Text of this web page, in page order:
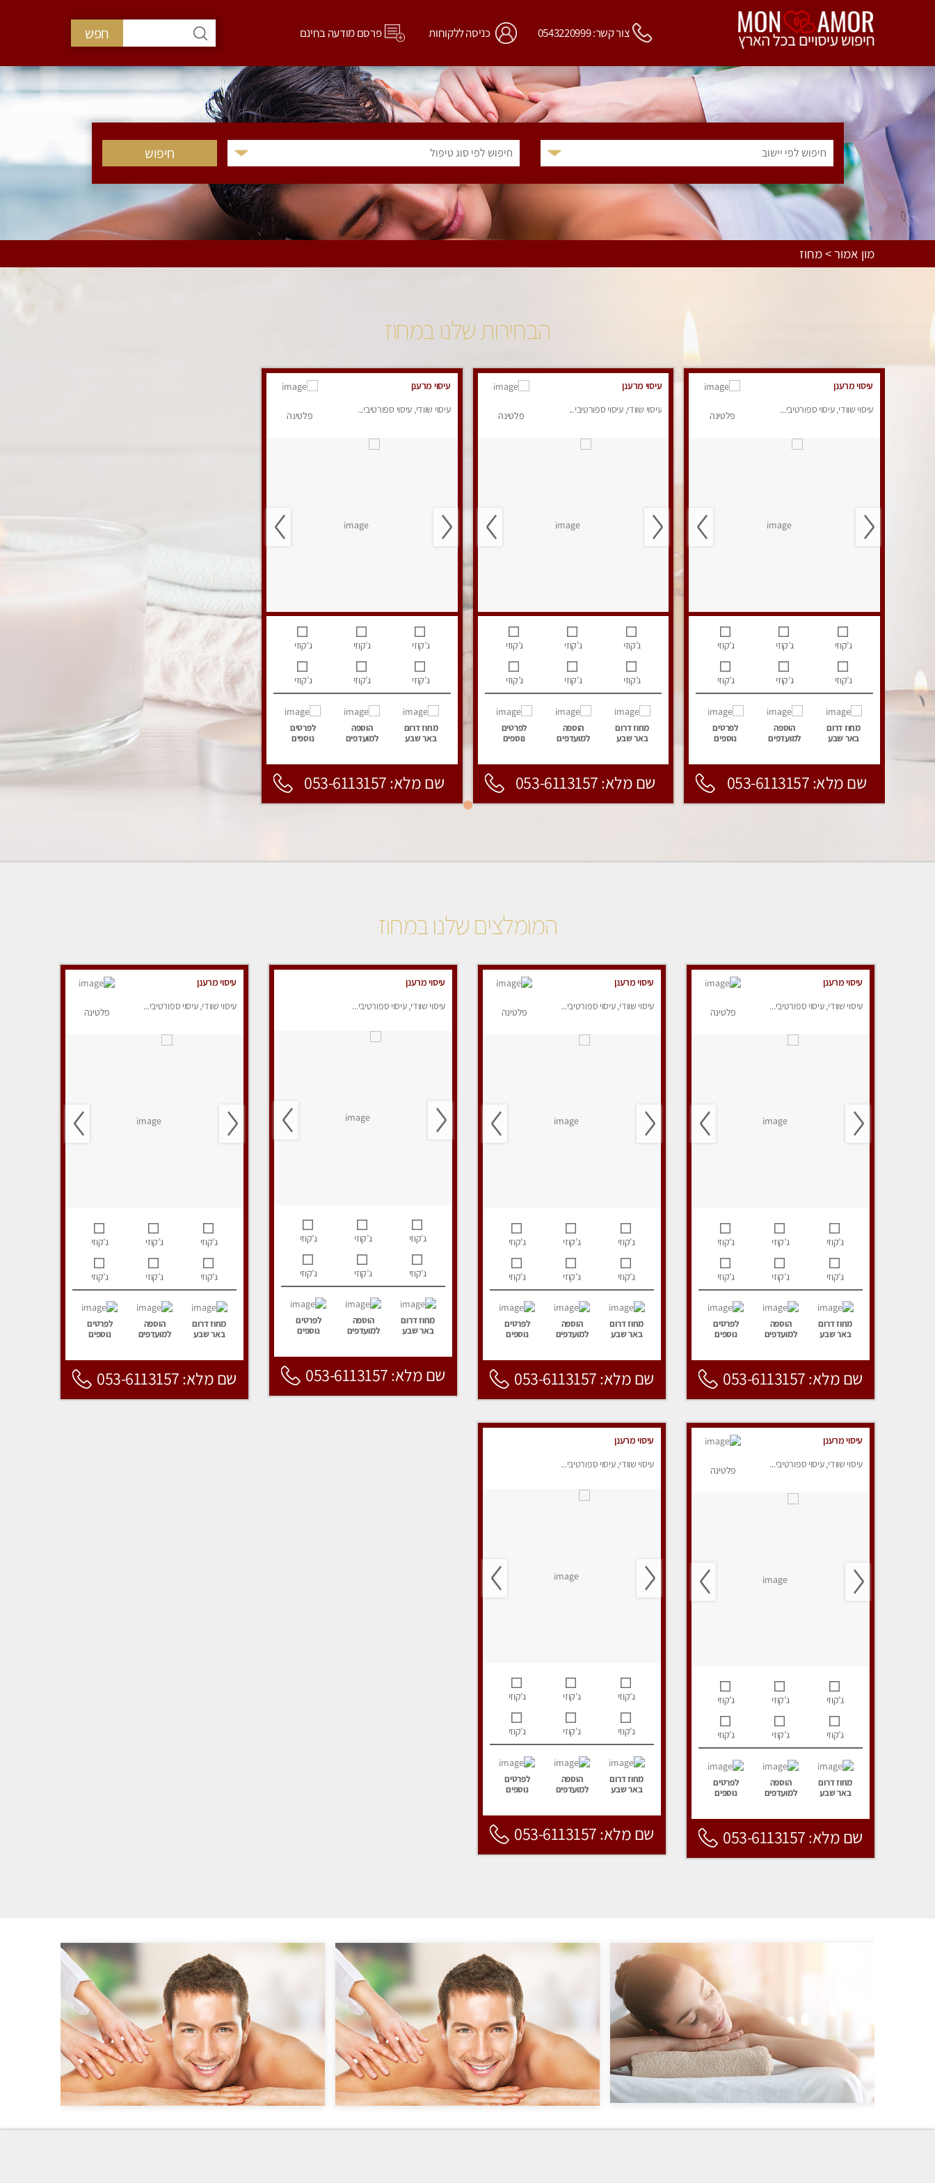
צור קשר: 0543220999 כניסה ללקוחות פרסם מודעה בחינם חפש
חיפוש לפי יישוב חיפוש לפי סוג טיפול
מון אמור > מחוז
הבחירות שלנו במחוז
עיסוי מרענן
עיסוי שוודי, עיסוי ספורטיבי...
פלטינה
ג’קוזי ג’קוזי ג’קוזי
ג’קוזי ג’קוזי ג’קוזי
מחוז דרום
באר שבע
הוספה
למועדפים
לפרטים
נוספים
שם מלא: 053-6113157
עיסוי מרענן
עיסוי שוודי, עיסוי ספורטיבי...
פלטינה
ג’קוזי ג’קוזי ג’קוזי
ג’קוזי ג’קוזי ג’קוזי
מחוז דרום
באר שבע
הוספה
למועדפים
לפרטים
נוספים
שם מלא: 053-6113157
עיסוי מרענן
עיסוי שוודי, עיסוי ספורטיבי...
פלטינה
ג’קוזי ג’קוזי ג’קוזי
ג’קוזי ג’קוזי ג’קוזי
מחוז דרום
באר שבע
הוספה
למועדפים
לפרטים
נוספים
שם מלא: 053-6113157
המומלצים שלנו במחוז
עיסוי מרענן
עיסוי שוודי, עיסוי ספורטיבי...
פלטינה
ג’קוזי ג’קוזי ג’קוזי
ג’קוזי ג’קוזי ג’קוזי
מחוז דרום
באר שבע
הוספה
למועדפים
לפרטים
נוספים
שם מלא: 053-6113157
עיסוי מרענן
עיסוי שוודי, עיסוי ספורטיבי...
פלטינה
ג’קוזי ג’קוזי ג’קוזי
ג’קוזי ג’קוזי ג’קוזי
מחוז דרום
באר שבע
הוספה
למועדפים
לפרטים
נוספים
שם מלא: 053-6113157
עיסוי מרענן
עיסוי שוודי, עיסוי ספורטיבי...
ג’קוזי ג’קוזי ג’קוזי
ג’קוזי ג’קוזי ג’קוזי
מחוז דרום
באר שבע
הוספה
למועדפים
לפרטים
נוספים
שם מלא: 053-6113157
עיסוי מרענן
עיסוי שוודי, עיסוי ספורטיבי...
פלטינה
ג’קוזי ג’קוזי ג’קוזי
ג’קוזי ג’קוזי ג’קוזי
מחוז דרום
באר שבע
הוספה
למועדפים
לפרטים
נוספים
שם מלא: 053-6113157
עיסוי מרענן
עיסוי שוודי, עיסוי ספורטיבי...
פלטינה
ג’קוזי ג’קוזי ג’קוזי
ג’קוזי ג’קוזי ג’קוזי
מחוז דרום
באר שבע
הוספה
למועדפים
לפרטים
נוספים
שם מלא: 053-6113157
עיסוי מרענן
עיסוי שוודי, עיסוי ספורטיבי...
ג’קוזי ג’קוזי ג’קוזי
ג’קוזי ג’קוזי ג’קוזי
מחוז דרום
באר שבע
הוספה
למועדפים
לפרטים
נוספים
שם מלא: 053-6113157